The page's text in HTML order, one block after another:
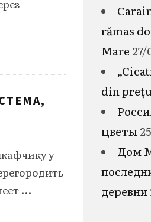
у
...
rămas
Mare
din
цветы
Дом
деревни